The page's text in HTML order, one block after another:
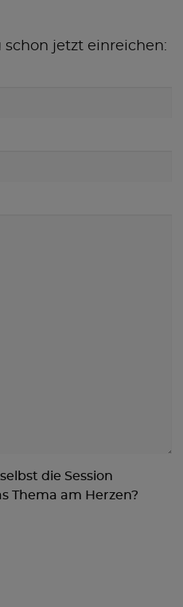
jetzt einreichen:
die Session
Thema am Herzen?